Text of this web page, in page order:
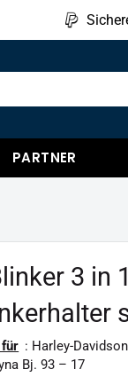
PARTNER
anzeigen
3 in
: Harley-
Bj. 93 – 17